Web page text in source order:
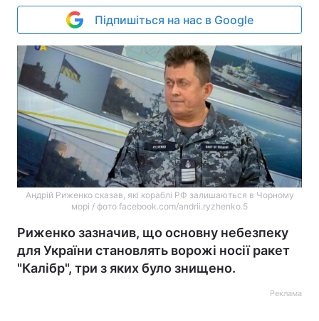
Підпишіться на нас в Google
Андрій Риженко сказав, які кораблі РФ залишаються в Чорному
морі / фото facebook.com/andrii.ryzhenko.5
Риженко зазначив, що основну небезпеку
для України становлять ворожі носії ракет
"Калібр", три з яких було знищено.
Реклама